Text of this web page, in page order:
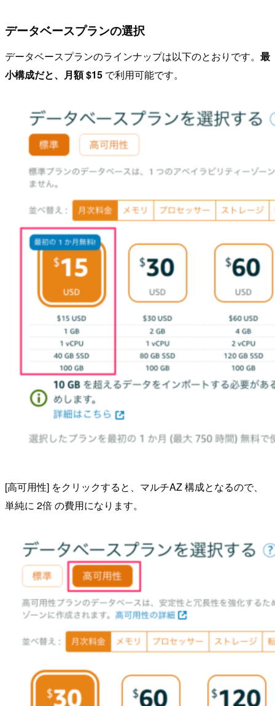
データベースプランの選択
データベースプランのラインナップは以下のとおりです。 最
小構成だと、月額 $15 で利用可能です。
[高可用性] をクリックすると、マルチAZ 構成となるので、
単純に 2倍 の費用になります。